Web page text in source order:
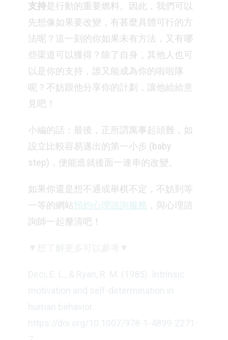
支持是行動的重要燃料。因此，我們可以
先想像如果要改變，有甚麼具體可行的方
法呢？這一刻的你如果未有方法，又有哪
些渠道可以獲得？除了自身，其他人也可
以是你的支持，誰又能成為你的啦啦隊
呢？不妨跟他分享你的計劃，讓他給給意
見吧！
小編的話：最後，正所謂萬事起頭難，如
設立比較容易邁出的第一小步 (baby
step)，便能造就後面一連串的改變。
如果你還是想不通或舉棋不定，不妨到等
一等的網站預約心理諮詢服務 ，與心理諮
詢師一起釐清吧！